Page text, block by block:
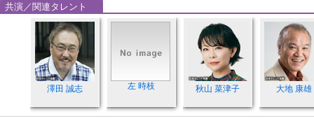
共演／関連タレント
澤田 誠志 左 時枝 秋山 菜津子 大地 康雄